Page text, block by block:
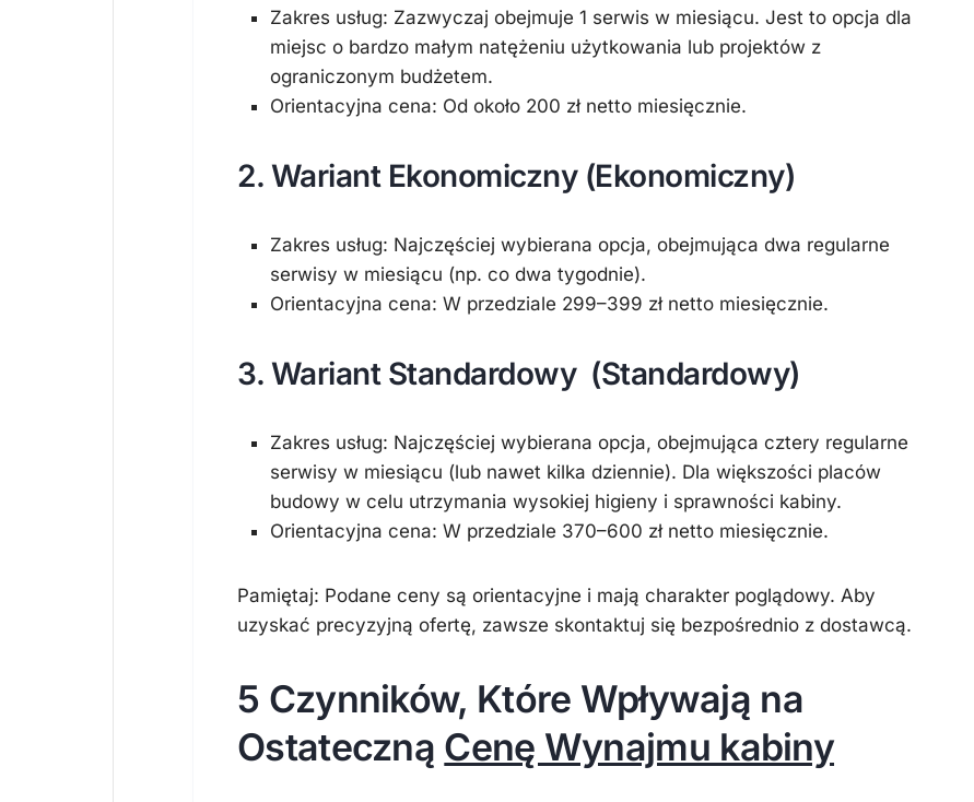
Zakres usług: Zazwyczaj obejmuje 1 serwis w miesiącu. Jest to opcja dla
miejsc o bardzo małym natężeniu użytkowania lub projektów z
ograniczonym budżetem.
Orientacyjna cena: Od około 200 zł netto miesięcznie.
2. Wariant Ekonomiczny (Ekonomiczny)
Zakres usług: Najczęściej wybierana opcja, obejmująca dwa regularne
serwisy w miesiącu (np. co dwa tygodnie).
Orientacyjna cena: W przedziale 299–399 zł netto miesięcznie.
3. Wariant Standardowy (Standardowy)
Zakres usług: Najczęściej wybierana opcja, obejmująca cztery regularne
serwisy w miesiącu (lub nawet kilka dziennie). Dla większości placów
budowy w celu utrzymania wysokiej higieny i sprawności kabiny.
Orientacyjna cena: W przedziale 370–600 zł netto miesięcznie.
Pamiętaj: Podane ceny są orientacyjne i mają charakter poglądowy. Aby
uzyskać precyzyjną ofertę, zawsze skontaktuj się bezpośrednio z dostawcą.
5 Czynników, Które Wpływają na
Ostateczną Cenę Wynajmu kabiny